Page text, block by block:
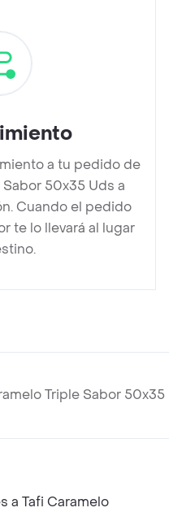
a tu pedido de
50x35 Uds a
Cuando el pedido
te lo llevará al lugar
Triple Sabor 50x35
a Tafi Caramelo